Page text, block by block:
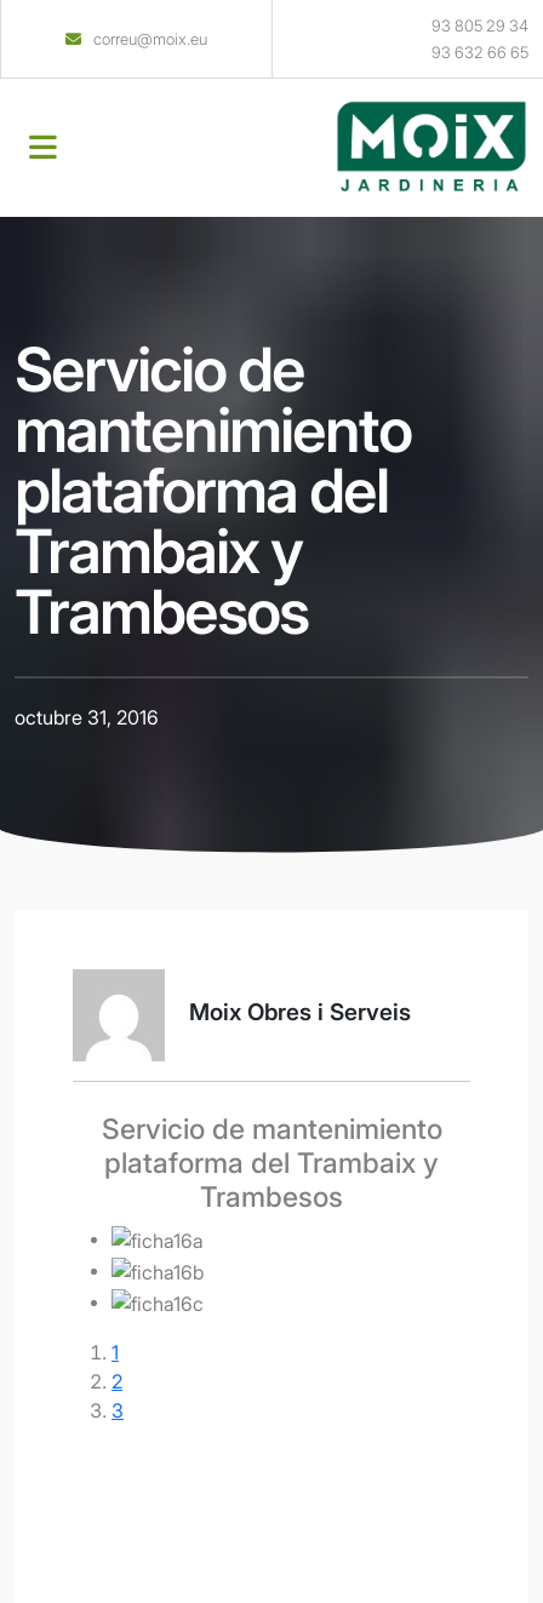
correu@moix.eu
93 805 29 34
93 632 66 65
Servicio de
mantenimiento
plataforma del
Trambaix y
Trambesos
octubre 31, 2016
Moix Obres i Serveis
Servicio de mantenimiento
plataforma del Trambaix y
Trambesos
1
2
3